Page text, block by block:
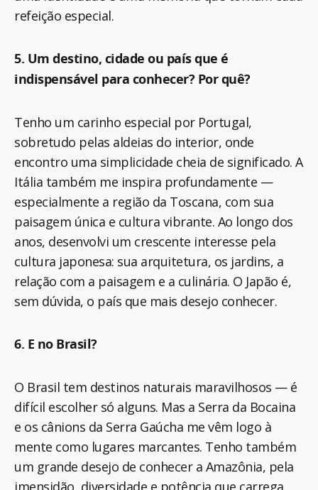
refeição especial.
5. Um destino, cidade ou país que é
indispensável para conhecer? Por quê?
Tenho um carinho especial por Portugal,
sobretudo pelas aldeias do interior, onde
encontro uma simplicidade cheia de significado. A
Itália também me inspira profundamente —
especialmente a região da Toscana, com sua
paisagem única e cultura vibrante. Ao longo dos
anos, desenvolvi um crescente interesse pela
cultura japonesa: sua arquitetura, os jardins, a
relação com a paisagem e a culinária. O Japão é,
sem dúvida, o país que mais desejo conhecer.
6. E no Brasil?
O Brasil tem destinos naturais maravilhosos — é
difícil escolher só alguns. Mas a Serra da Bocaina
e os cânions da Serra Gaúcha me vêm logo à
mente como lugares marcantes. Tenho também
um grande desejo de conhecer a Amazônia, pela
imensidão, diversidade e potência que carrega